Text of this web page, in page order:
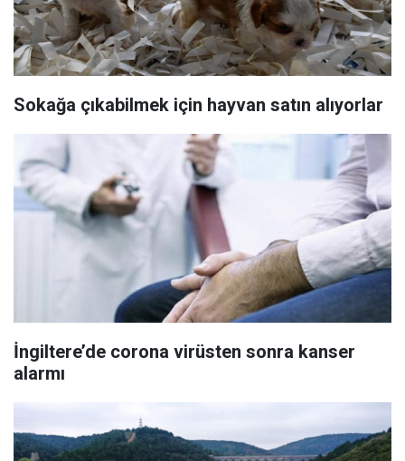
Sokağa çıkabilmek için hayvan satın alıyorlar
İngiltere’de corona virüsten sonra kanser
alarmı